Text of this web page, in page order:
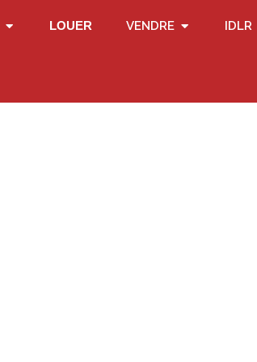
LOUER VENDRE IDLR